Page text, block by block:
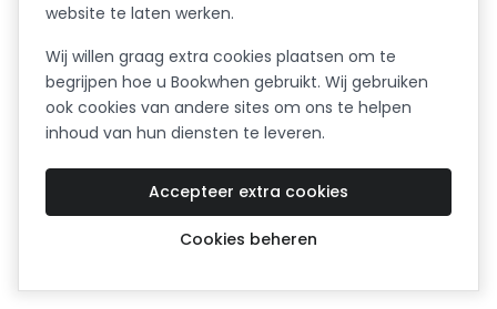
website te laten werken.
Wij willen graag extra cookies plaatsen om te
begrijpen hoe u Bookwhen gebruikt. Wij gebruiken
ook cookies van andere sites om ons te helpen
inhoud van hun diensten te leveren.
Accepteer extra cookies
Cookies beheren